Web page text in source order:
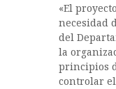
«El
necesidad
del
la
principios
controlar